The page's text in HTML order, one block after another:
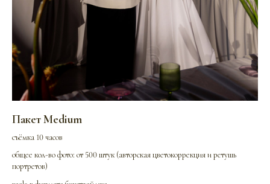
Пакет Medium
съёмка 10 часов
общее кол-во фото: от 500 штук (авторская цветокоррекция и ретушь
портретов)